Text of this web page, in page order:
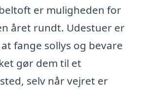
er muligheden for
året rundt. Udestuer er
fange sollys og bevare
gør dem til et
selv når vejret er